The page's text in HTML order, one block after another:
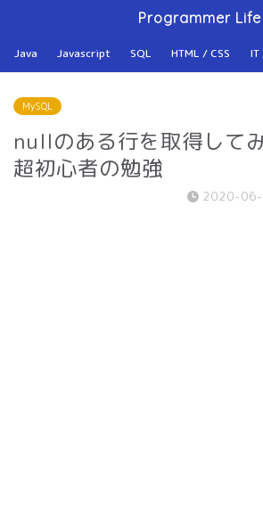
Programmer Life
Java Javascript SQL HTML / CSS IT
MySQL
nullのある行を取得して
超初心者の勉強
2020-